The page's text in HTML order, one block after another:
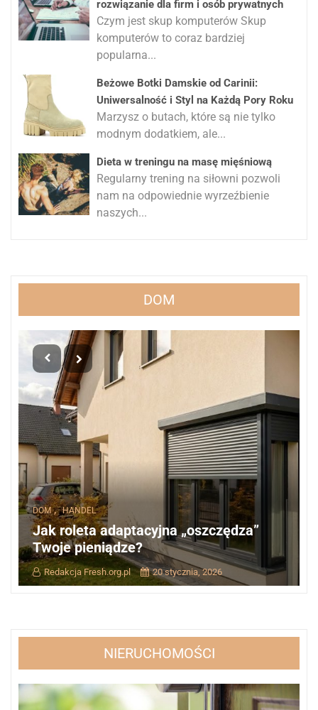
rozwiązanie dla firm i osób prywatnych
Czym jest skup komputerów Skup
komputerów to coraz bardziej
popularna...
Beżowe Botki Damskie od Carinii:
Uniwersalność i Styl na Każdą Pory Roku
Marzysz o butach, które są nie tylko
modnym dodatkiem, ale...
Dieta w treningu na masę mięśniową
Regularny trening na siłowni pozwoli
nam na odpowiednie wyrzeźbienie
naszych...
DOM
DOM, HANDEL
Jak roleta adaptacyjna „oszczędza”
Twoje pieniądze?
Redakcja Fresh.org.pl 20 stycznia, 2026
NIERUCHOMOŚCI